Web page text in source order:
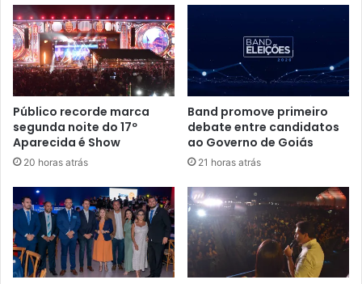
Público recorde marca
segunda noite do 17º
Aparecida é Show
20 horas atrás
Band promove primeiro
debate entre candidatos
ao Governo de Goiás
21 horas atrás